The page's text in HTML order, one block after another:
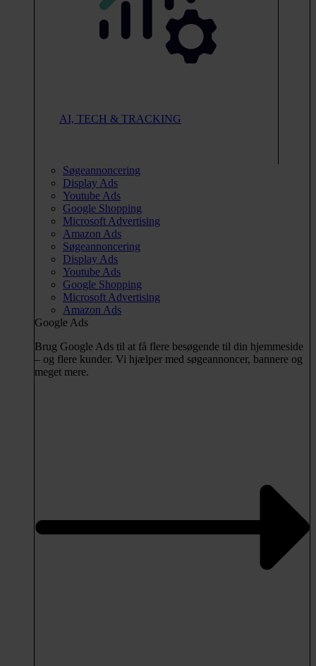
AI, TECH & TRACKING
Søgeannoncering
Display Ads
Youtube Ads
Google Shopping
Microsoft Advertising
Amazon Ads
Søgeannoncering
Display Ads
Youtube Ads
Google Shopping
Microsoft Advertising
Amazon Ads
Google Ads
Brug Google Ads til at få flere besøgende til din hjemmeside
– og flere kunder. Vi hjælper med søgeannoncer, bannere og
meget mere.